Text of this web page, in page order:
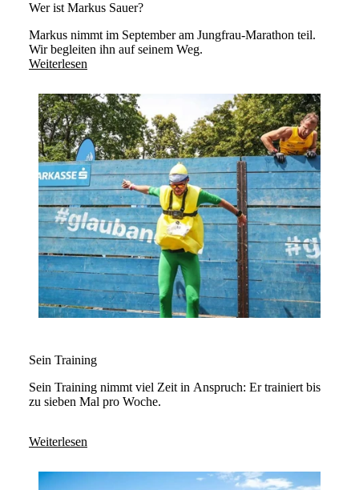
Wer ist Markus Sauer?
Markus nimmt im September am Jungfrau-Marathon teil.
Wir begleiten ihn auf seinem Weg.
Weiterlesen
Sein Training
Sein Training nimmt viel Zeit in Anspruch: Er trainiert bis
zu sieben Mal pro Woche.
Weiterlesen